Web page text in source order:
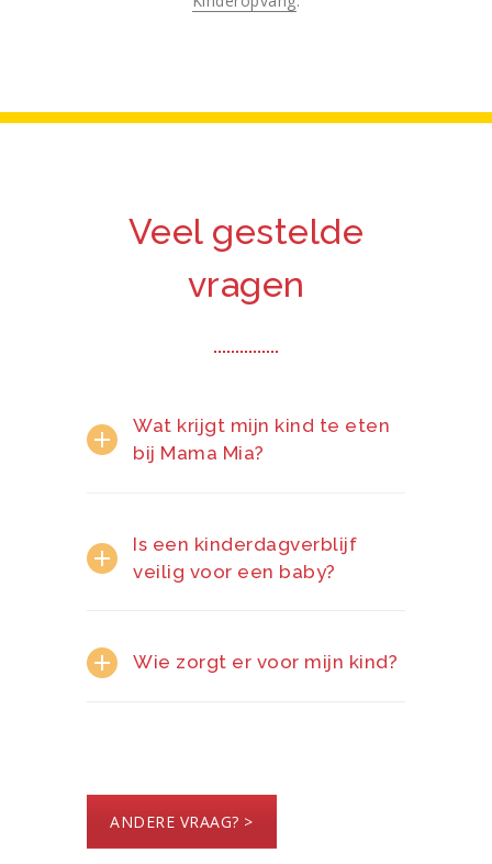
Veel gestelde
vragen
Wat krijgt mijn kind te eten
bij Mama Mia?
Is een kinderdagverblijf
veilig voor een baby?
Wie zorgt er voor mijn kind?
ANDERE VRAAG? >